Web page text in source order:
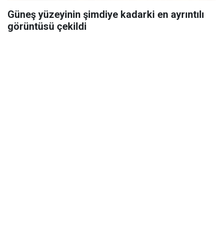
Güneş yüzeyinin şimdiye kadarki en ayrıntılı
görüntüsü çekildi